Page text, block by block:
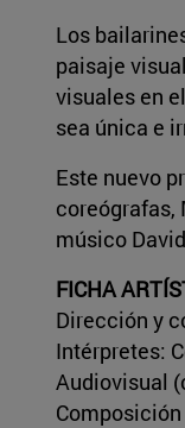
Los
paisaje
visuales en
sea única e
Este nuevo
coreógrafas,
músico
FICHA
Dirección y
Intérpretes:
Audiovisual